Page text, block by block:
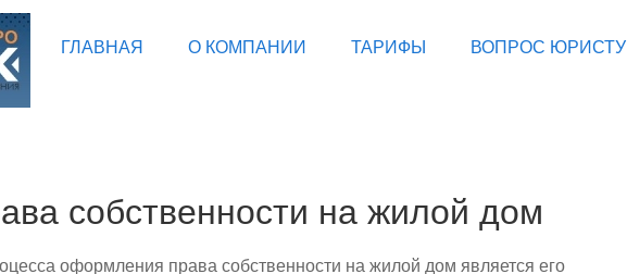
ГЛАВНАЯ О КОМПАНИИ ТАРИФЫ ВОПРОС ЮРИСТУ
собственности на жилой дом
оформления права собственности на жилой дом является его